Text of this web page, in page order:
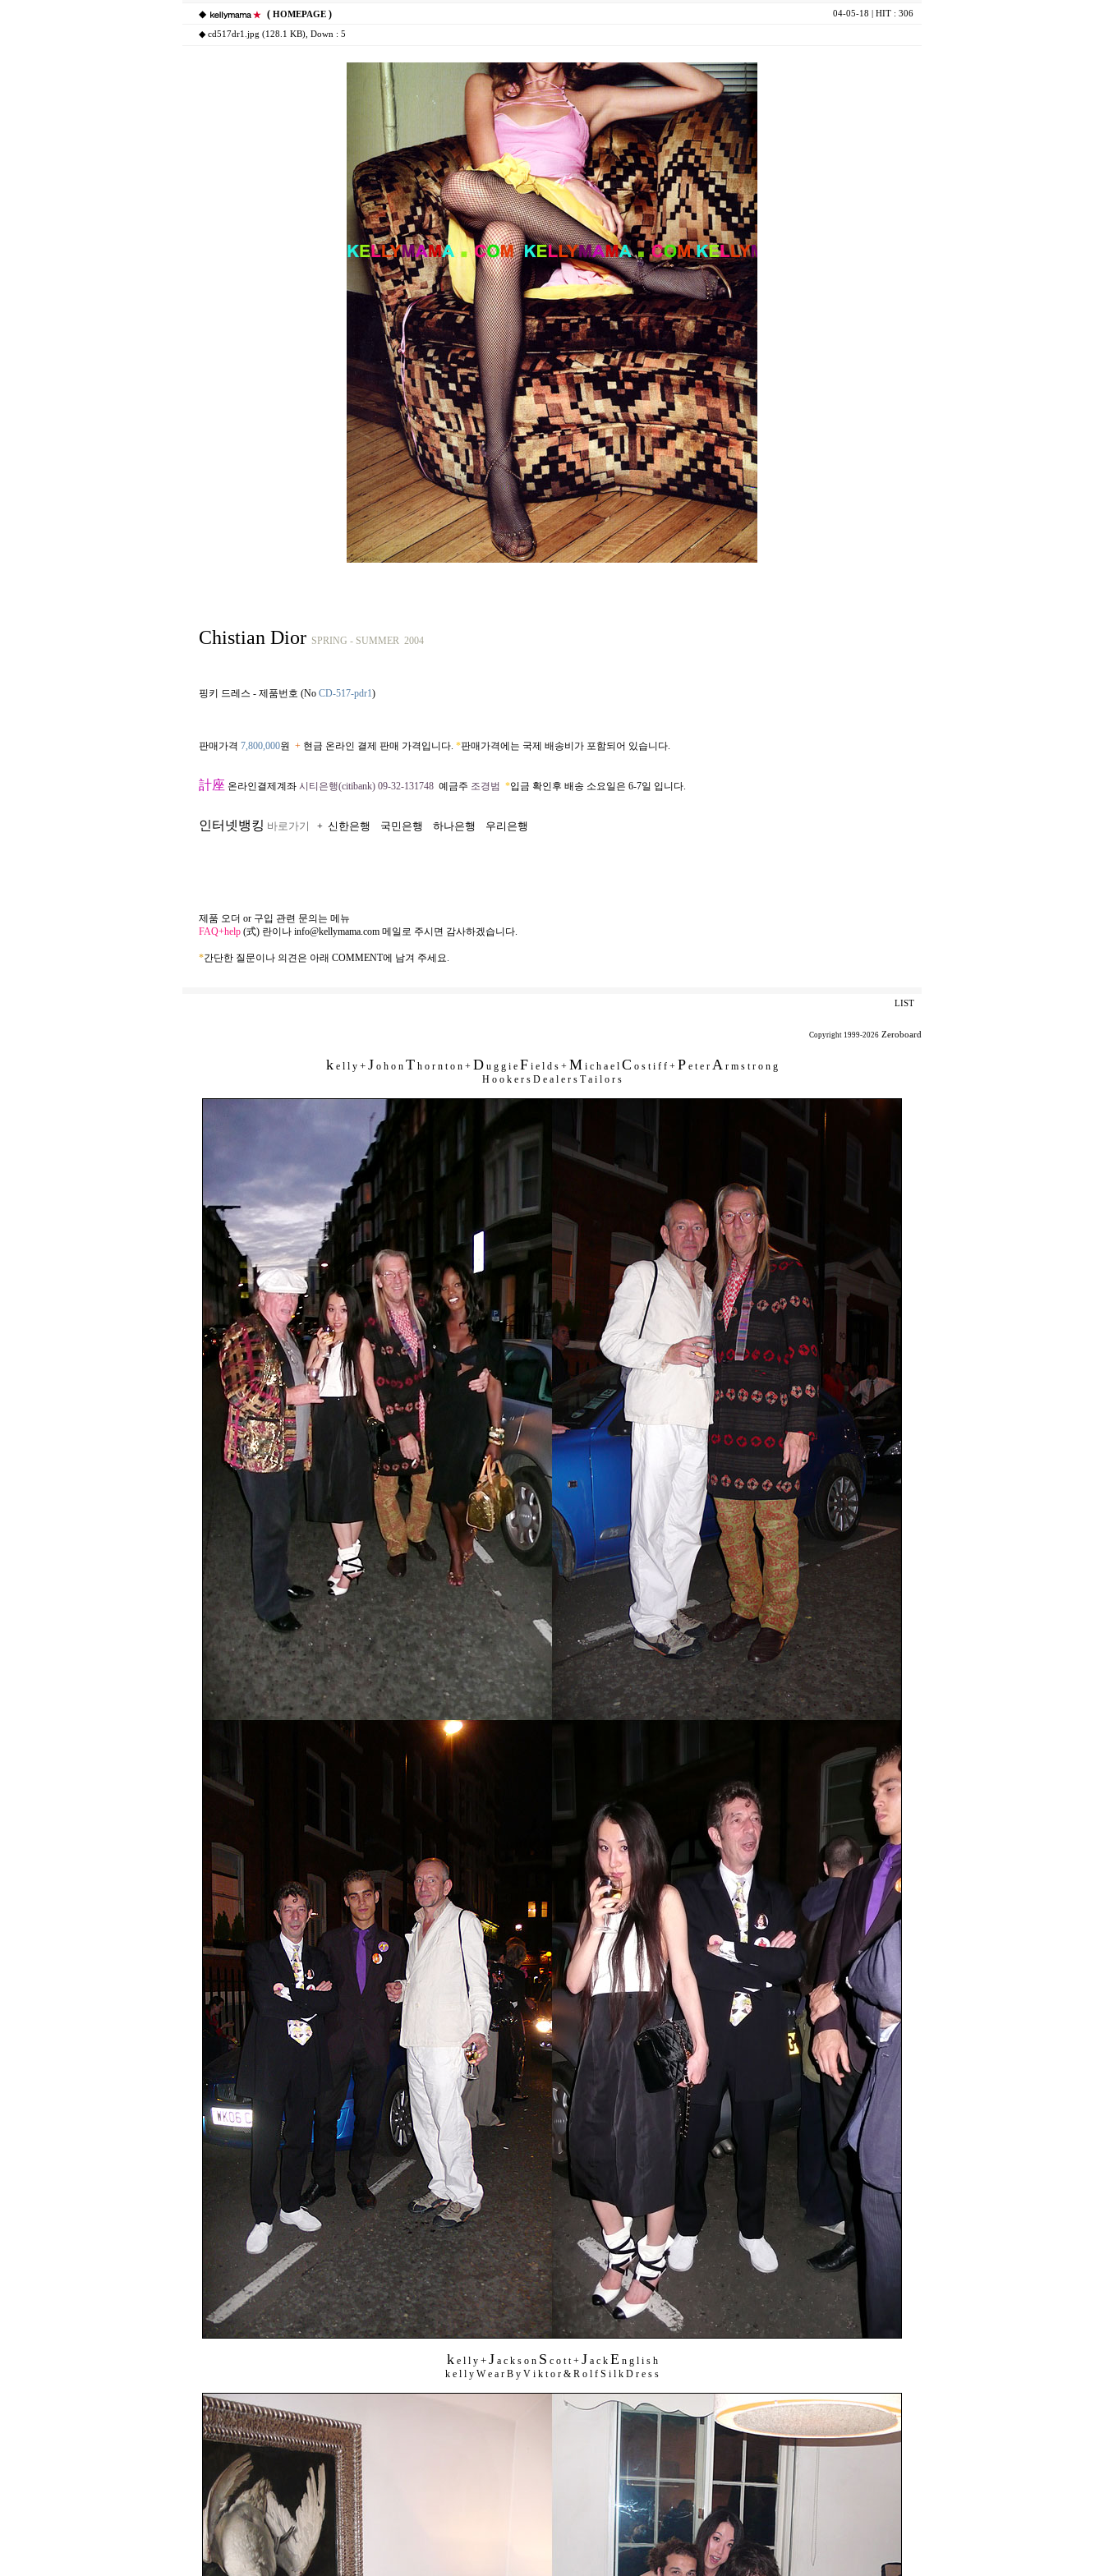
◆ ( HOMEPAGE ) 04-05-18 | HIT : 306
◆ cd517dr1.jpg (128.1 KB) , Down : 5
Chistian Dior SPRING - SUMMER 2004
핑키 드레스 - 제품번호 (No CD-517-pdr1)
판매가격 7,800,000원 + 현금 온라인 결제 판매 가격입니다. *판매가격에는 국제 배송비가 포함되어 있습니다.
計座 온라인결제계좌 시티은행(citibank) 09-32-131748 예금주 조경범 *입금 확인후 배송 소요일은 6-7일 입니다.
인터넷뱅킹 바로가기 + 신한은행 국민은행 하나은행 우리은행
제품 오더 or 구입 관련 문의는 메뉴
FAQ+help (式) 란이나 info@kellymama.com 메일로 주시면 감사하겠습니다.
*간단한 질문이나 의견은 아래 COMMENT에 남겨 주세요.
LIST
Copyright 1999-2026 Zeroboard
k e l l y + J o h o n T h o r n t o n + D u g g i e F i e l d s + M i c h a e l C o s t i f f + P e t e r A r m s t r o n g
H o o k e r s D e a l e r s T a i l o r s
ke l l y + J a c k s o n S c o t t + J a c k E n g l i s h
k e l l y W e a r B y V i k t o r & R o l f S i l k D r e s s